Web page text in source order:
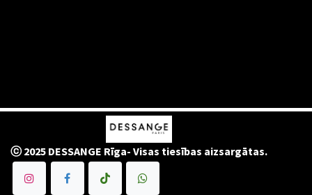
ⓒ 2025 DESSANGE Rīga- Visas tiesības aizsargātas.